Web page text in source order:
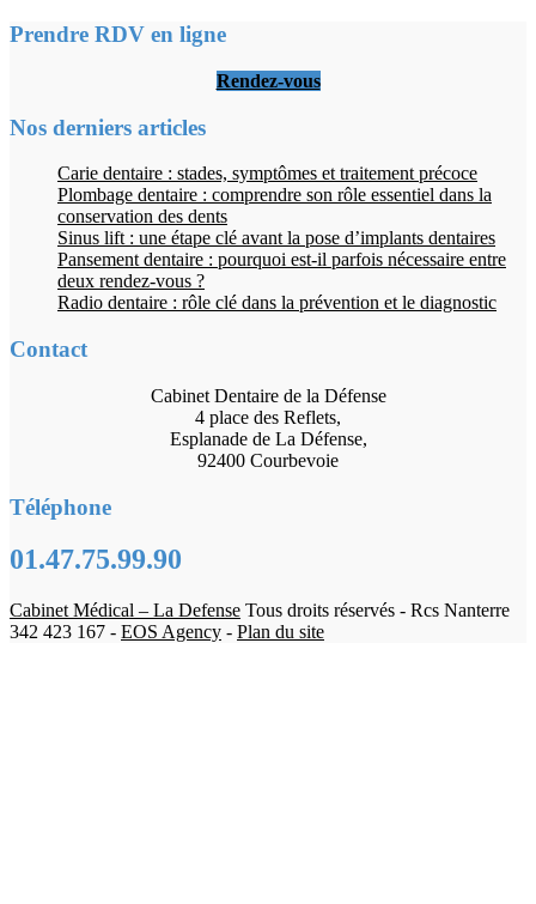
Prendre RDV en ligne
Rendez-vous
Nos derniers articles
Carie dentaire : stades, symptômes et traitement précoce
Plombage dentaire : comprendre son rôle essentiel dans la
conservation des dents
Sinus lift : une étape clé avant la pose d’implants dentaires
Pansement dentaire : pourquoi est-il parfois nécessaire entre
deux rendez-vous ?
Radio dentaire : rôle clé dans la prévention et le diagnostic
Contact
Cabinet Dentaire de la Défense
4 place des Reflets,
Esplanade de La Défense,
92400 Courbevoie
Téléphone
01.47.75.99.90
Cabinet Médical – La Defense Tous droits réservés - Rcs Nanterre
342 423 167 - EOS Agency - Plan du site